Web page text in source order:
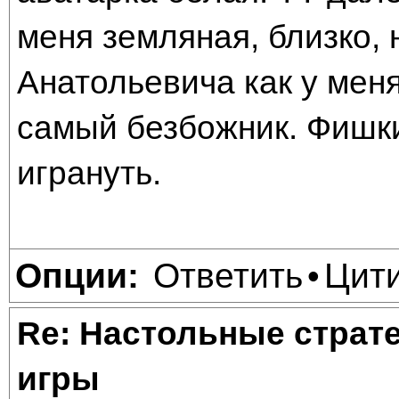
меня земляная, близко,
Анатольевича как у
самый безбожник.
игрануть.
Опции: Ответить•
Re: Настольные
игры